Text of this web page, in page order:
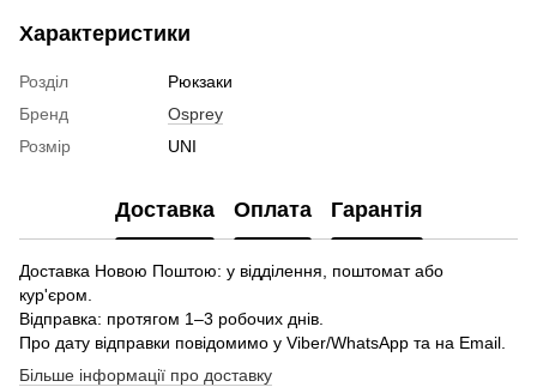
Характеристики
Розділ
Рюкзаки
Бренд
Osprey
Розмір
UNI
Доставка Оплата Гарантія
Доставка Новою Поштою: у відділення, поштомат або
кур'єром.
Відправка: протягом 1–3 робочих днів.
Про дату відправки повідомимо у Viber/WhatsApp та на Email.
Більше інформації про доставку